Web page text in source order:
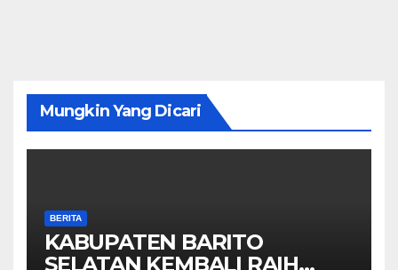
Mungkin Yang Dicari
BERITA
KABUPATEN BARITO
SELATAN KEMBALI RAIH